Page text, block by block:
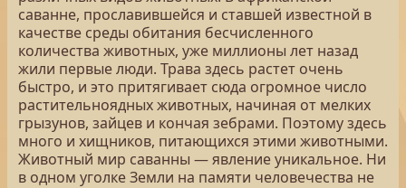
саванне, прославившейся и ставшей известной в
качестве среды обитания бесчисленного
количества животных, уже миллионы лет назад
жили первые люди. Трава здесь растет очень
быстро, и это притягивает сюда огромное число
растительноядных животных, начиная от мелких
грызунов, зайцев и кончая зебрами. Поэтому здесь
много и хищников, питающихся этими животными.
Животный мир саванны — явление уникальное. Ни
в одном уголке Земли на памяти человечества не